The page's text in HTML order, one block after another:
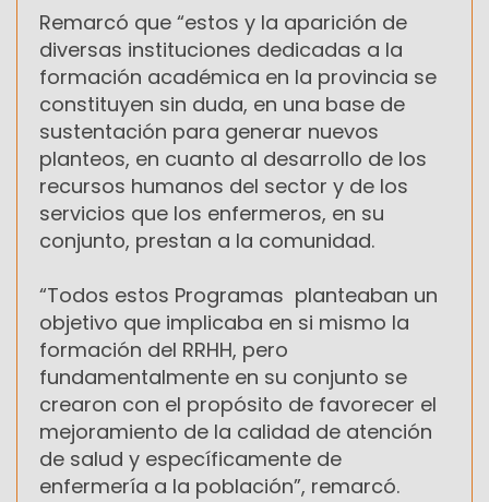
Remarcó que “estos y la aparición de
diversas instituciones dedicadas a la
formación académica en la provincia se
constituyen sin duda, en una base de
sustentación para generar nuevos
planteos, en cuanto al desarrollo de los
recursos humanos del sector y de los
servicios que los enfermeros, en su
conjunto, prestan a la comunidad.
“Todos estos Programas planteaban un
objetivo que implicaba en si mismo la
formación del RRHH, pero
fundamentalmente en su conjunto se
crearon con el propósito de favorecer el
mejoramiento de la calidad de atención
de salud y específicamente de
enfermería a la población”, remarcó.